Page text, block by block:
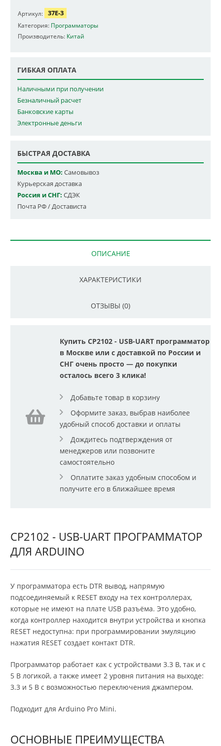
Артикул: 37E-3
Категория: Программаторы
Производитель: Китай
ГИБКАЯ ОПЛАТА
Наличными при получении
Безналичный расчет
Банковские карты
Электронные деньги
БЫСТРАЯ ДОСТАВКА
Москва и МО: Самовывоз
Курьерская доставка
Россия и СНГ: СДЭК
Почта РФ / Достависта
ОПИСАНИЕ
ХАРАКТЕРИСТИКИ
ОТЗЫВЫ (0)
Купить CP2102 - USB-UART программатор
в Москве или с доставкой по России и
СНГ очень просто — до покупки
осталось всего 3 клика!
Добавьте товар в корзину
Оформите заказ, выбрав наиболее
удобный способ доставки и оплаты
Дождитесь подтверждения от
менеджеров или позвоните
самостоятельно
Оплатите заказ удобным способом и
получите его в ближайшее время
CP2102 - USB-UART ПРОГРАММАТОР
ДЛЯ ARDUINO
У программатора есть DTR вывод, напрямую
подсоединяемый к RESET входу на тех контроллерах,
которые не имеют на плате USB разъёма. Это удобно,
когда контроллер находится внутри устройства и кнопка
RESET недоступна: при программировании эмуляцию
нажатия RESET создает контакт DTR.
Программатор работает как с устройствами 3.3 В, так и с
5 В логикой, а также имеет 2 уровня питания на выходе:
3.3 и 5 В с возможностью переключения джампером.
Подходит для Arduino Pro Mini.
ОСНОВНЫЕ ПРЕИМУЩЕСТВА